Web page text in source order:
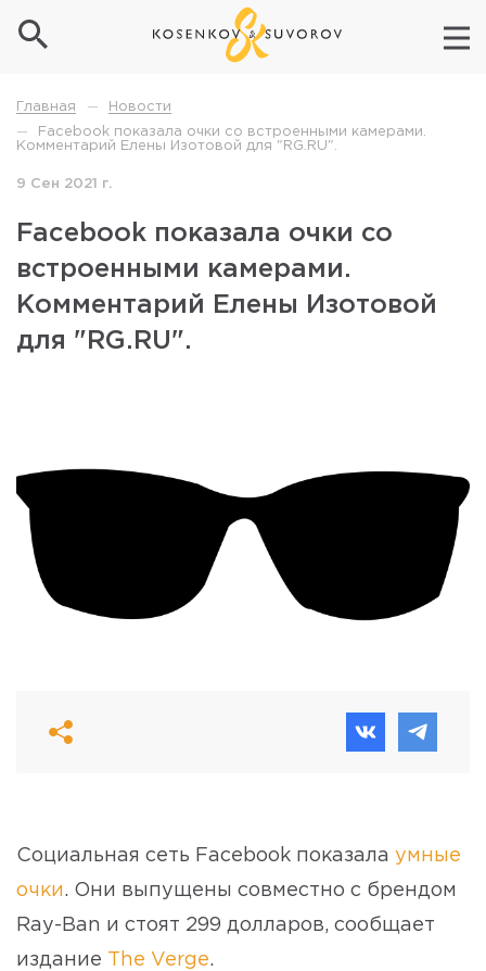
Главная — Новости
—
Facebook показала очки со встроенными камерами.
Комментарий Елены Изотовой для "RG.RU".
9 Сен 2021 г.
Facebook показала очки со
встроенными камерами.
Комментарий Елены Изотовой
для "RG.RU".
Социальная сеть Facebook показала умные
очки. Они выпущены совместно с брендом
Ray-Ban и стоят 299 долларов, сообщает
издание
The Verge.